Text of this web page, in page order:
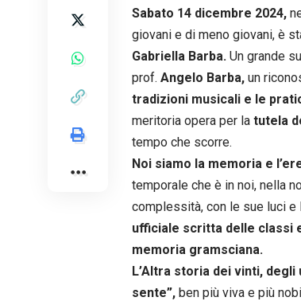
Sabato 14 dicembre 2024,
giovani e di meno giovani, è
Gabriella Barba. Un grande
prof. Angelo Barba, un
tradizioni musicali e le
meritoria opera per la tutela
tempo che scorre.
Noi siamo la memoria e
temporale che è in noi, nella
complessità, con le sue luci e
ufficiale scritta delle classi
memoria gramsciana.
L’Altra storia dei vinti,
sente”, ben più viva e più